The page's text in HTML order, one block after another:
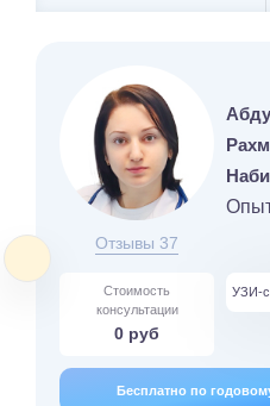
Отзывы 37
Стоимость
консультации
0 руб
УЗИ-
Бесплатно по